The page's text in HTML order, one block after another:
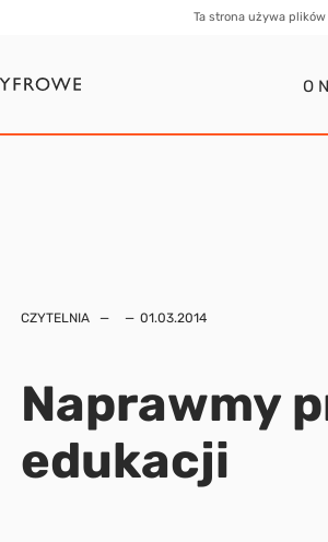
Ta strona używa
O
CZYTELNIA 01.03.2014
Naprawmy
edukacji